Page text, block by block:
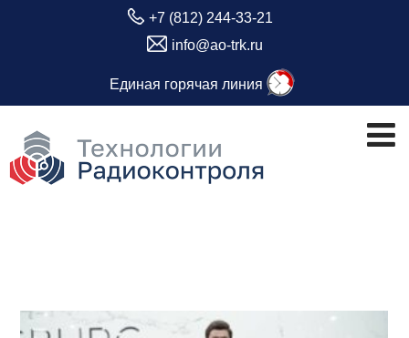
+7 (812) 244-33-21
info@ao-trk.ru
Единая горячая линия